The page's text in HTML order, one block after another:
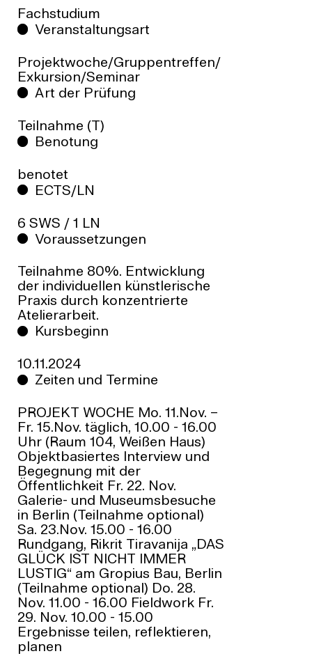
Fachstudium
Veranstaltungsart
Projektwoche/Gruppentreffen/
Exkursion/Seminar
Art der Prüfung
Teilnahme (T)
Benotung
benotet
ECTS/LN
6 SWS / 1 LN
Voraussetzungen
Teilnahme 80%. Entwicklung
der individuellen künstlerische
Praxis durch konzentrierte
Atelierarbeit.
Kursbeginn
10.11.2024
Zeiten und Termine
PROJEKT WOCHE Mo. 11.Nov. –
Fr. 15.Nov. täglich, 10.00 - 16.00
Uhr (Raum 104, Weißen Haus)
Objektbasiertes Interview und
Begegnung mit der
Öffentlichkeit Fr. 22. Nov.
Galerie- und Museumsbesuche
in Berlin (Teilnahme optional)
Sa. 23.Nov. 15.00 - 16.00
Rundgang, Rikrit Tiravanija „DAS
GLÜCK IST NICHT IMMER
LUSTIG“ am Gropius Bau, Berlin
(Teilnahme optional) Do. 28.
Nov. 11.00 - 16.00 Fieldwork Fr.
29. Nov. 10.00 - 15.00
Ergebnisse teilen, reflektieren,
planen